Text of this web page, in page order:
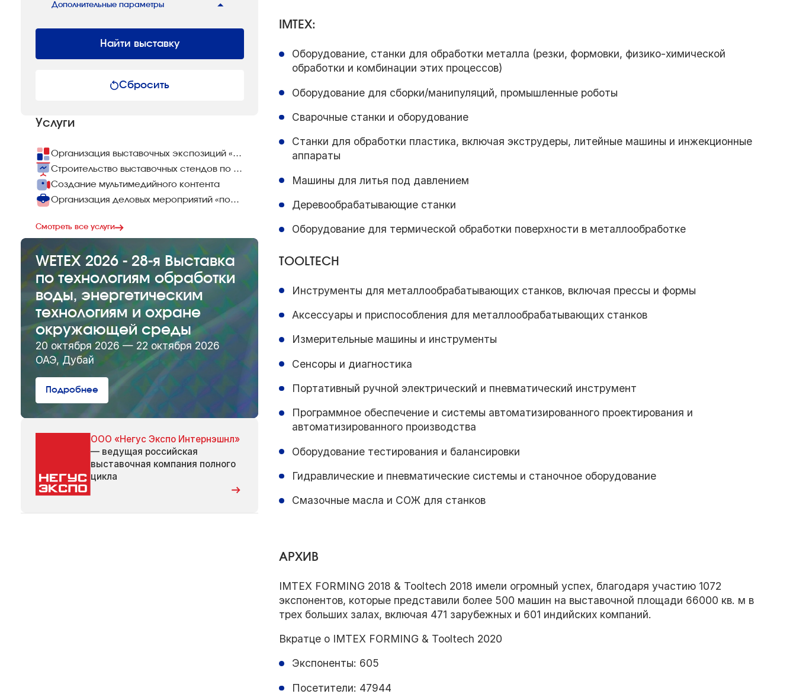
Дополнительные параметры
Найти выставку
Сбросить
Услуги
Организация выставочных экспозиций «под ключ»
Строительство выставочных стендов по всему миру
Создание мультимедийного контента
Организация деловых мероприятий «под ключ»
Смотреть все услуги
WETEX 2026 - 28-я Выставка
по технологиям обработки
воды, энергетическим
технологиям и охране
окружающей среды
20 октября 2026 — 22 октября 2026
ОАЭ, Дубай
Подробнее
ООО «Негус Экспо Интернэшнл»
— ведущая российская
выставочная компания полного
цикла
IMTEX:
Оборудование, станки для обработки металла (резки, формовки, физико-химической
обработки и комбинации этих процессов)
Оборудование для сборки/манипуляций, промышленные роботы
Сварочные станки и оборудование
Станки для обработки пластика, включая экструдеры, литейные машины и инжекционные
аппараты
Машины для литья под давлением
Деревообрабатывающие станки
Оборудование для термической обработки поверхности в металлообработке
TOOLTECH
Инструменты для металлообрабатывающих станков, включая прессы и формы
Аксессуары и приспособления для металлообрабатывающих станков
Измерительные машины и инструменты
Сенсоры и диагностика
Портативный ручной электрический и пневматический инструмент
Программное обеспечение и системы автоматизированного проектирования и
автоматизированного производства
Оборудование тестирования и балансировки
Гидравлические и пневматические системы и станочное оборудование
Смазочные масла и СОЖ для станков
АРХИВ
IMTEX FORMING 2018 & Tooltech 2018 имели огромный успех, благодаря участию 1072
экспонентов, которые представили более 500 машин на выставочной площади 66000 кв. м в
трех больших залах, включая 471 зарубежных и 601 индийских компаний.
Вкратце о IMTEX FORMING & Tooltech 2020
Экспоненты: 605
Посетители: 47944